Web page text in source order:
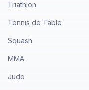
Triathlon
Tennis de Table
Squash
MMA
Judo